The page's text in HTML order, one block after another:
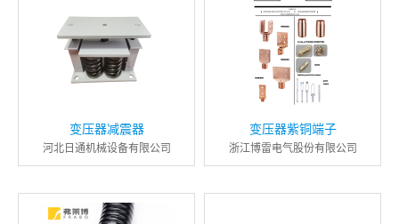
变压器减震器
河北日通机械设备有限公司
变压器紫铜端子
浙江博雷电气股份有限公司